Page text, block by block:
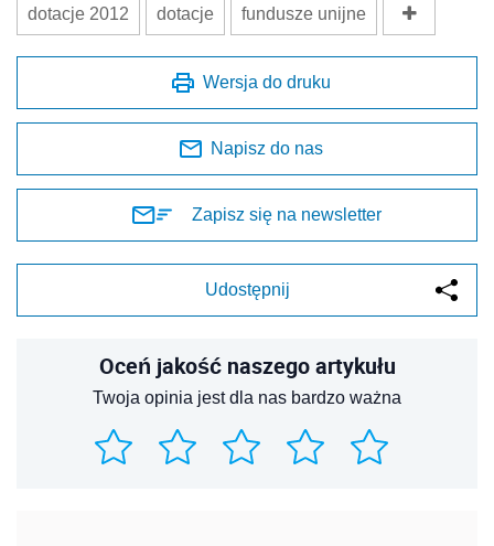
dotacje 2012 dotacje fundusze unijne
Wersja do druku
Napisz do nas
Zapisz się na newsletter
Udostępnij
Oceń jakość naszego artykułu
Twoja opinia jest dla nas bardzo ważna